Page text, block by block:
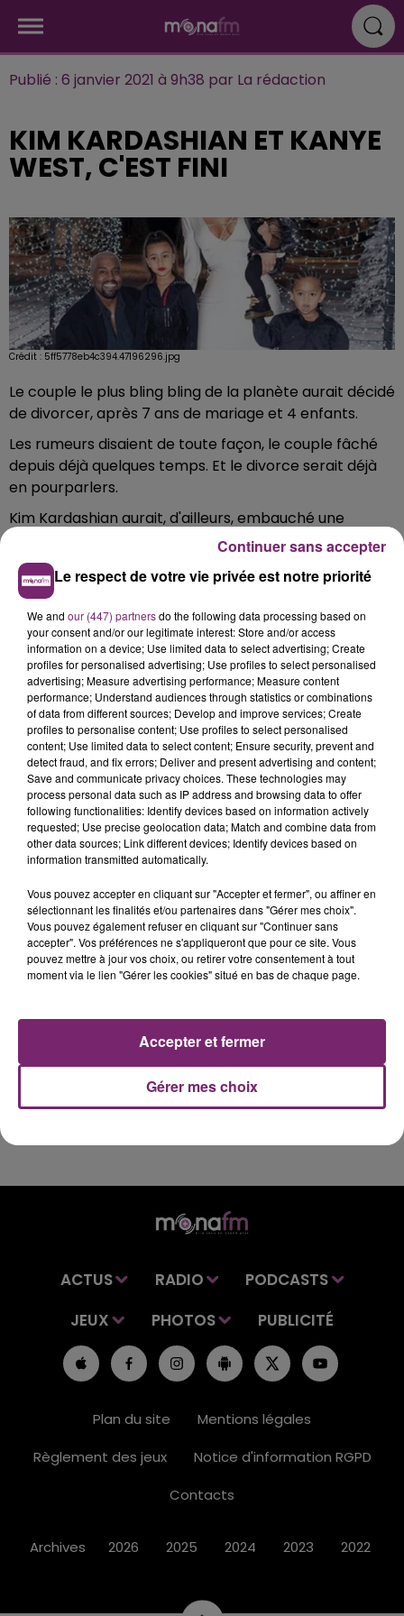
Publié : 6 janvier 2021 à 9h38 par La rédaction
KIM KARDASHIAN ET KANYE
WEST, C'EST FINI
Crédit : 5ff5778eb4c394.47196296.jpg
Le couple le plus bling bling de la planète aurait décidé
de divorcer, après 7 ans de mariage et 4 enfants.
Les rumeurs disaient de toute façon, le couple fâché
depuis déjà quelques temps. Et le divorce serait déjà
en pourparlers.
Kim Kardashian aurait, d'ailleurs, embauché une
avocate spécialisée dans les divorces de stars,
extrêmement réputée à Hollywood.
Kanye West, de son côté, vivrait dans son ranch du
Wyoming, où il aurait d'ailleurs passé les dernières
vacances.
La Bulle - Guinguette éphémère
de Frelinghien !
éclipse solaire du 12 Août 2026
partis hier soir pour la Gironde
ACTUS RADIO
PODCASTS
JEUX
PHOTOS PUBLICITÉ
Plan du site
Mentions légales
Règlement des jeux
Notice d'information RGPD
Contacts
Archives 2026 2025 2024 2023 2022
Le respect de votre vie privée est notre priorité
We and our (447) partnersdo the following data processing based on
your consent and/or our legitimate interest: Store and/or access
information on a device; Use limited data to select advertising; Create
profiles for personalised advertising; Use profiles to select personalised
advertising; Measure advertising performance; Measure content
performance; Understand audiences through statistics or combinations
of data from different sources; Develop and improve services; Create
profiles to personalise content; Use profiles to select personalised
content; Use limited data to select content; Ensure security, prevent and
detect fraud, and fix errors; Deliver and present advertising and content;
Save and communicate privacy choices. These technologies may
process personal data such as IP address and browsing data to offer
following functionalities: Identify devices based on information actively
requested; Use precise geolocation data; Match and combine data from
other data sources; Link different devices; Identify devices based on
information transmitted automatically.
Vous pouvez accepter en cliquant sur "Accepter et fermer", ou affiner en
sélectionnant les finalités et/ou partenaires dans "Gérer mes choix".
Vous pouvez également refuser en cliquant sur "Continuer sans
accepter". Vos préférences ne s'appliqueront que pour ce site. Vous
pouvez mettre à jour vos choix, ou retirer votre consentement à tout
moment via le lien "Gérer les cookies" situé en bas de chaque page.
Gérer mes choix
Accepter et fermer
Continuer sans accepter